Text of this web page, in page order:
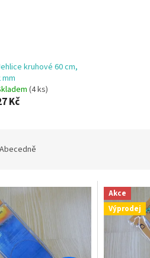
kruhové 60 cm,
mm
(4 ks)
Kč
Abecedně
Akce
Výprodej